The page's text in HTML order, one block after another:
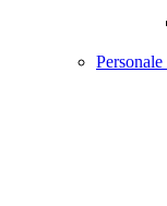
Personale